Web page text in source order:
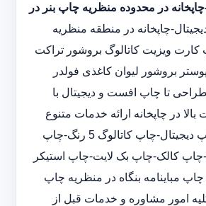
در محدوده منظریه چاپ بنر در
چاپخانه در منطقه منظریه
ویزیت کاتالوگ بروشور تراکت
بروشور لیوان کاغذی فولدر
تا چاپ افست و دیجیتال با
در چاپخانه ارائه خدمات متنوع
چاپی :چاپ افست-چاپ دیجیتال-چاپ کاتالوگ 5 رنگ-چاپ
کالک-چاپ بک لایت-چاپ استیکر
مباینامه بنگاه در منظریه چاپ
امور مشاوره و خدمات قبل از